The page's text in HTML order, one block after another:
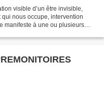
visible d’un être invisible,
nous occupe, intervention
manifeste à une ou plusieurs